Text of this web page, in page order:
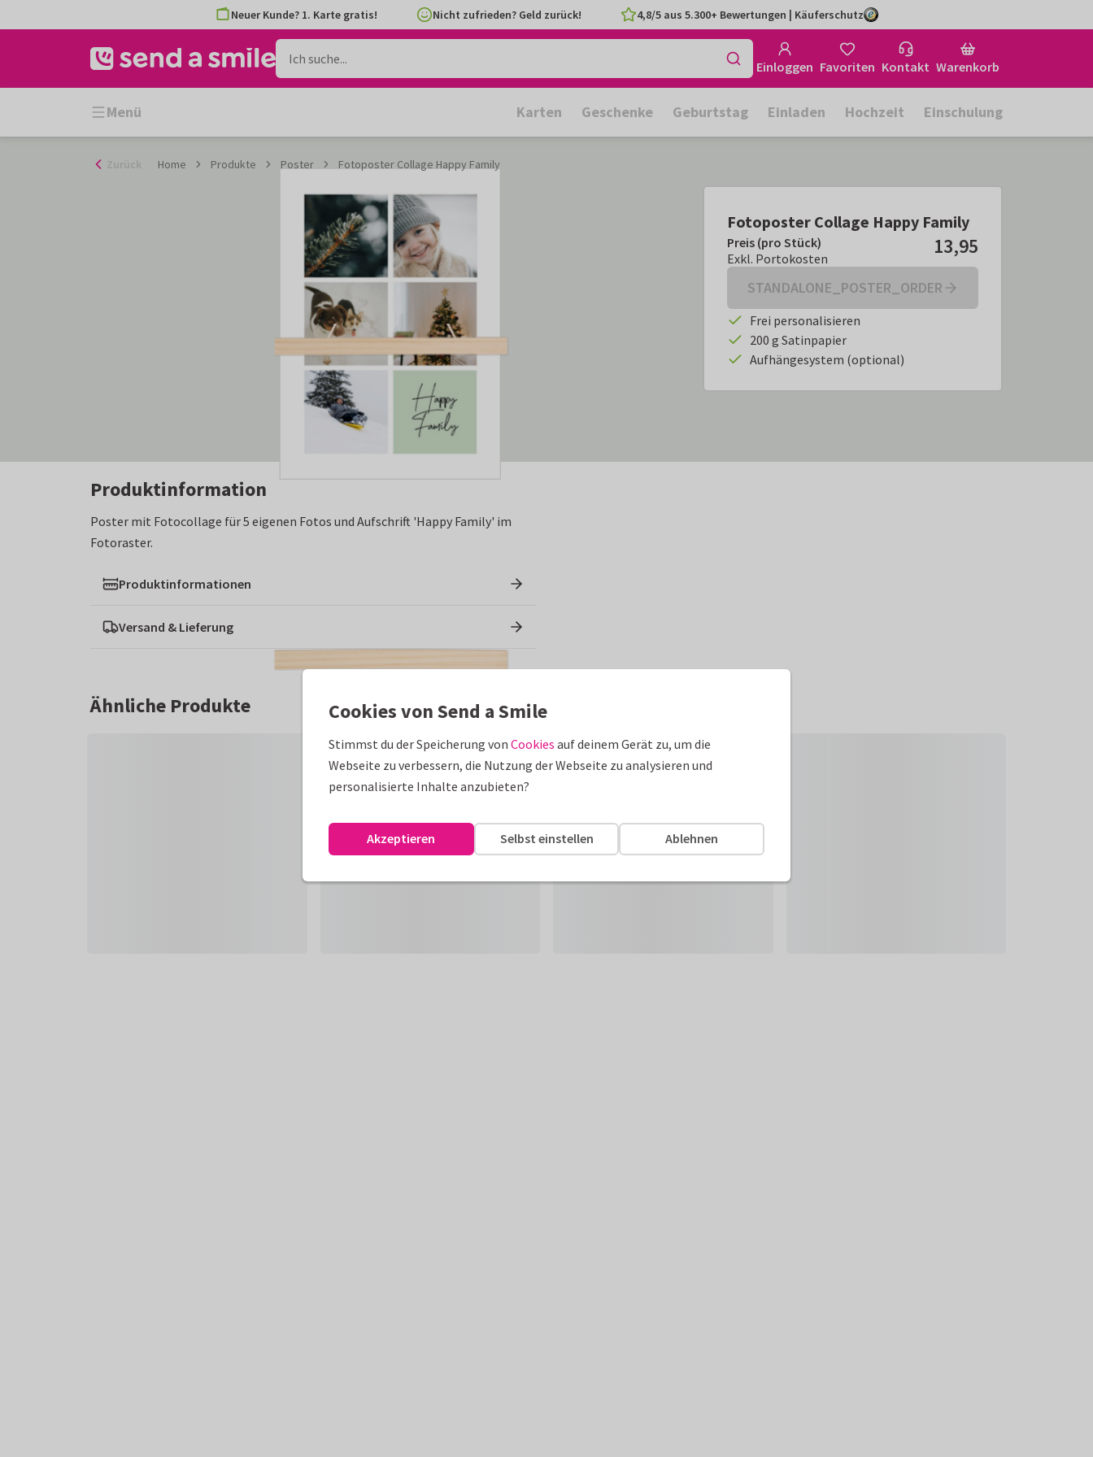
Inhalt
Neuer Kunde? 1. Karte gratis! Nicht zufrieden? Geld zurück! 4,8/5 aus 5.300+ Bewertungen | Käuferschutz
Einloggen Favoriten Kontakt Warenkorb
Menü Karten Geschenke Geburtstag Einladen Hochzeit Einschulung
Zurück Home Produkte Poster Fotoposter Collage Happy Family
Fotoposter Collage Happy Family
Preis (pro Stück): Exkl. Portokosten
Preis (pro Stück)
Exkl. Portokosten
13,95
STANDALONE_POSTER_ORDER
Frei personalisieren
200 g Satinpapier
Aufhängesystem (optional)
Produktinformation
Poster mit Fotocollage für 5 eigenen Fotos und Aufschrift 'Happy Family' im
Fotoraster.
Produktinformationen
Versand & Lieferung
Ähnliche Produkte Cookies von Send a Smile
Stimmst du der Speicherung von Cookies auf deinem Gerät zu, um die
Webseite zu verbessern, die Nutzung der Webseite zu analysieren und
personalisierte Inhalte anzubieten?
Ablehnen
Selbst einstellen
Akzeptieren